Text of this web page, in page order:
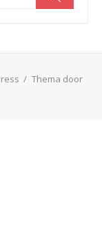
/ Thema door